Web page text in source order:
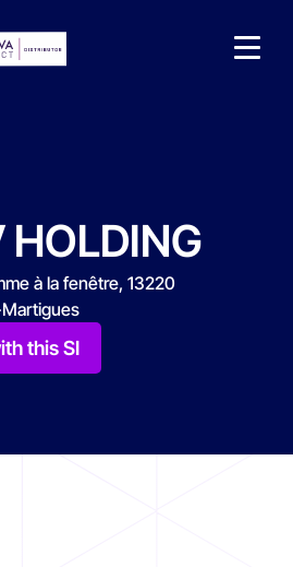
for?
HOLDING
à la fenêtre, 13220
this SI